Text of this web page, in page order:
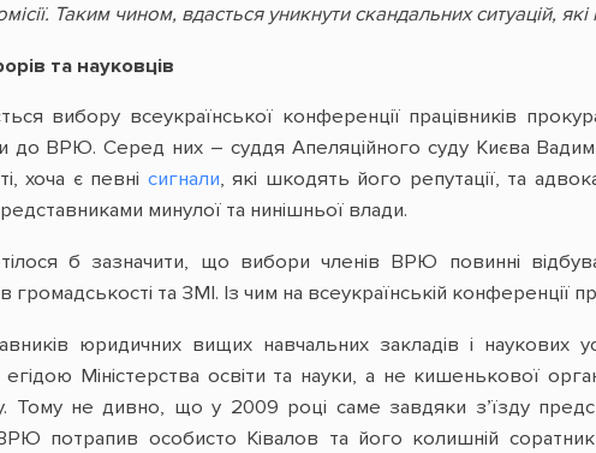
Таким чином, вдасться уникнути скандальних ситуацій,
та науковців
вибору всеукраїнської конференції працівників
до ВРЮ. Серед них – суддя Апеляційного суду Києва Вадим
хоча є певні сигнали, які шкодять його репутації, та
минулої та нинішньої влади.
б зазначити, що вибори членів ВРЮ повинні
громадськості та ЗМІ. Із чим на всеукраїнській конференції
юридичних вищих навчальних закладів і
егідою Міністерства освіти та науки, а не кишенькової
Тому не дивно, що у 2009 році саме завдяки з’їзду
потрапив особисто Ківалов та його колишній соратник